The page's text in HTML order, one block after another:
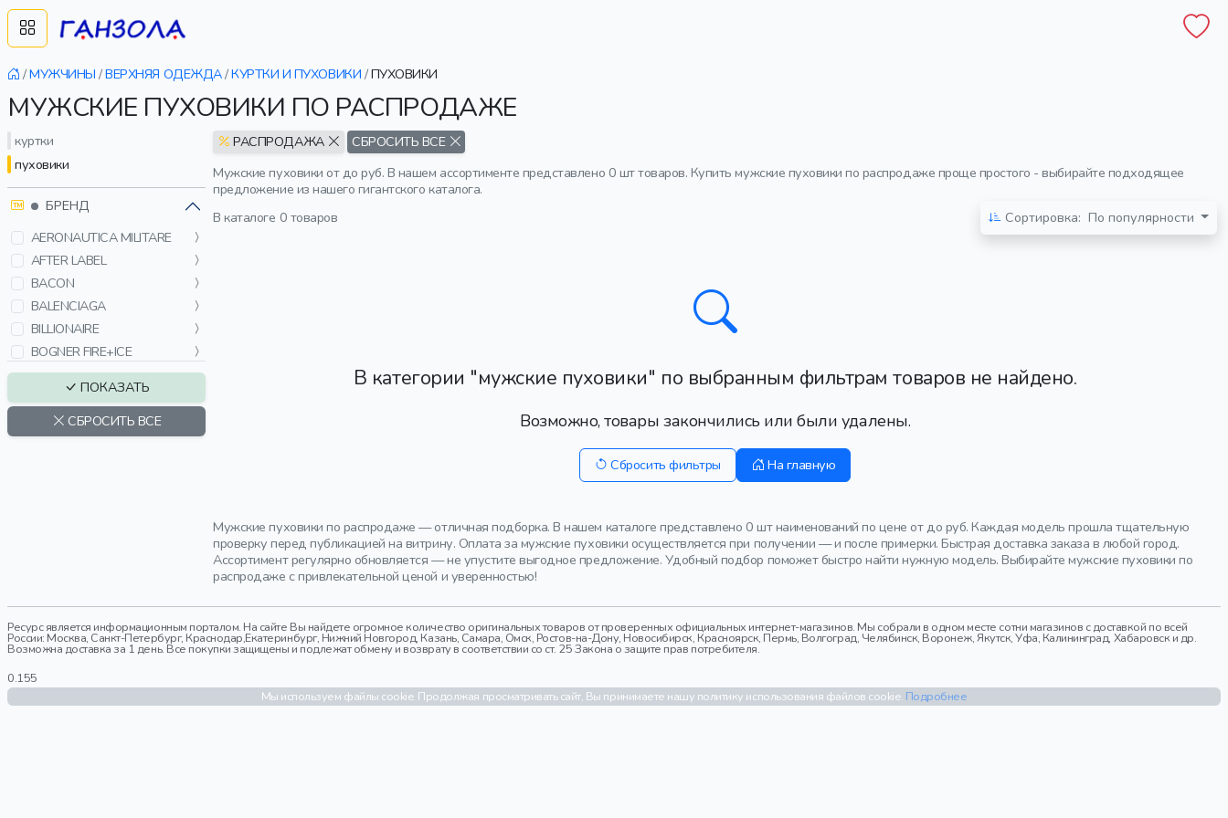
/МУЖЧИНЫ /ВЕРХНЯЯ ОДЕЖДА/КУРТКИ И ПУХОВИКИ /ПУХОВИКИ
МУЖСКИЕ ПУХОВИКИ ПО РАСПРОДАЖЕ
куртки
пуховики
БРЕНД
AERONAUTICA MILITARE
AFTER LABEL
BACON
BALENCIAGA
BILLIONAIRE
BOGNER FIRE+ICE
BOSS
CASUAL FRIDAY
GIANFRANCO FERRE
GIORGIO BRATO
HARMONT&BLAINE
HERNO
ПОКАЗАТЬ
СБРОСИТЬ ВСЕ
РАСПРОДАЖА
СБРОСИТЬ ВСЕ
Мужские пуховики от до руб. В нашем ассортименте представлено 0 шт товаров. Купить мужские пуховики по распродаже проще простого - выбирайте подходящее
предложение из нашего гигантского каталога.
В каталоге 0 товаров Сортировка: По популярности
В категории "мужские пуховики" по выбранным фильтрам товаров не найдено.
Возможно, товары закончились или были удалены.
Сбросить фильтры На главную
Мужские пуховики по распродаже — отличная подборка. В нашем каталоге представлено 0 шт наименований по цене от до руб. Каждая модель прошла тщательную
проверку перед публикацией на витрину. Оплата за мужские пуховики осуществляется при получении — и после примерки. Быстрая доставка заказа в любой город.
Ассортимент регулярно обновляется — не упустите выгодное предложение. Удобный подбор поможет быстро найти нужную модель. Выбирайте мужские пуховики по
распродаже с привлекательной ценой и уверенностью!
Ресурс является информационным порталом. На сайте Вы найдете огромное количество оригинальных товаров от проверенных официальных интернет-магазинов. Мы собрали в одном месте сотни магазинов с доставкой по всей
России: Москва, Санкт-Петербург, Краснодар,Екатеринбург, Нижний Новгород, Казань, Самара, Омск, Ростов-на-Дону, Новосибирск, Красноярск, Пермь, Волгоград, Челябинск, Воронеж, Якутск, Уфа, Калининград, Хабаровск и др.
Возможна доставка за 1 день. Все покупки защищены и подлежат обмену и возврату в соответствии со ст. 25 Закона о защите прав потребителя.
0.155
Мы используем файлы cookie. Продолжая просматривать сайт, Вы принимаете нашу политику использования файлов cookie. Подробнее